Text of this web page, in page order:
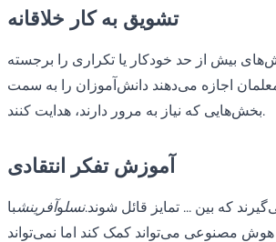
تشویق به کار خلاقانه
بیش از حد خودکار یا تکراری را برجسته
اجازه می‌دهند دانش‌آموزان را به سمت
بخش‌هایی که نیاز به مرور دارند، هدایت کنند.
آموزش تفکر انتقادی
که بین ... تمایز قائل شوند.نسلوآفرینشبا
هوش مصنوعی می‌تواند کمک کند اما نمی‌تواند